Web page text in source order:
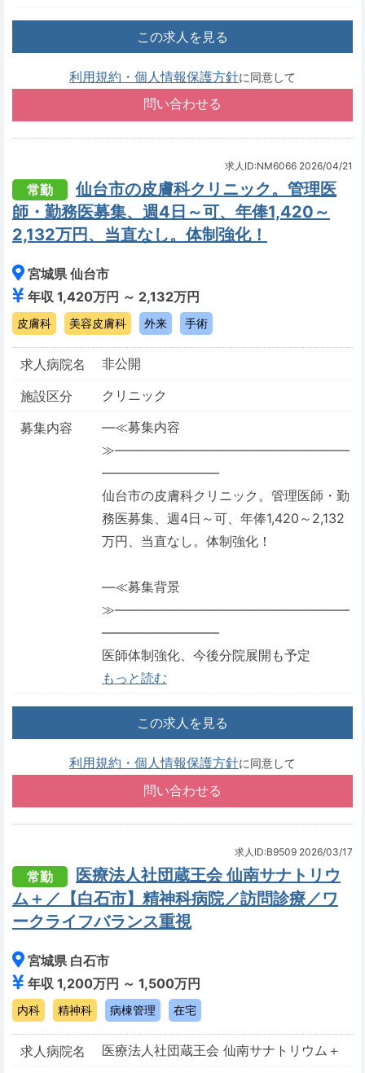
この求人を見る
利用規約・個人情報保護方針に同意して
求人ID:NM6066 2026/04/21
常勤
仙台市の皮膚科クリニック。管理医
師・勤務医募集、週4日～可、年俸1,420～
2,132万円、当直なし。体制強化！
宮城県 仙台市
年収 1,420万円 ～ 2,132万円
皮膚科 美容皮膚科 外来 手術
求人病院名
非公開
施設区分
クリニック
募集内容
―≪募集内容
≫――――――――――――――――――
―――――――――
仙台市の皮膚科クリニック。管理医師・勤
務医募集、週4日～可、年俸1,420～2,132
万円、当直なし。体制強化！
―≪募集背景
≫――――――――――――――――――
―――――――――
医師体制強化、今後分院展開も予定
もっと読む
この求人を見る
利用規約・個人情報保護方針に同意して
求人ID:B9509 2026/03/17
常勤
医療法人社団蔵王会 仙南サナトリウ
ム＋／【白石市】精神科病院／訪問診療／ワ
ークライフバランス重視
宮城県 白石市
年収 1,200万円 ～ 1,500万円
内科 精神科 病棟管理 在宅
求人病院名
医療法人社団蔵王会 仙南サナトリウム＋